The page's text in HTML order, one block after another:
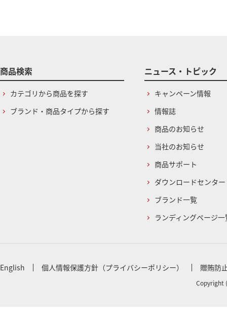
商品検索
カテゴリから商品を探す
ブランド・商品タイプから探す
ニュース・トピック
キャンペーン情報
情報誌
商品のお知らせ
当社のお知らせ
商品サポート
ダウンロードセンター
ブランド一覧
ランディングページ一
English 個人情報保護方針（プライバシーポリシー） 贈賄防
Copyright